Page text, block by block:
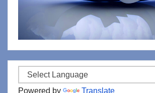
Powered by Translate